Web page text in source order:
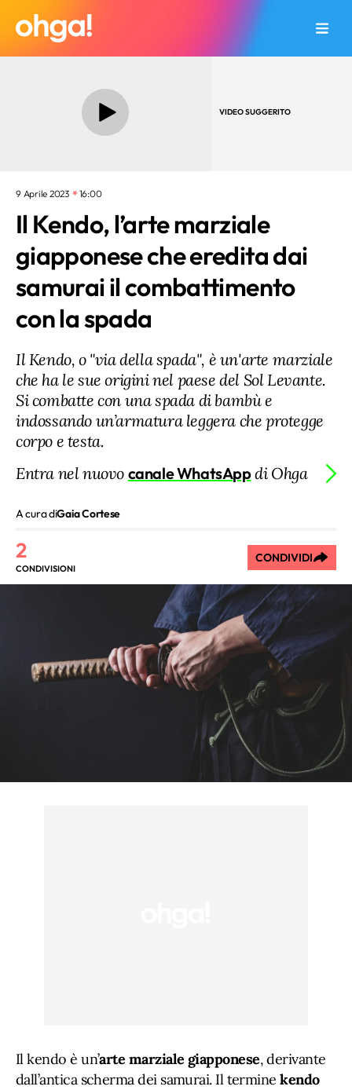
VIDEO SUGGERITO
9 Aprile 2023 16:00
Il Kendo, l’arte marziale
giapponese che eredita dai
samurai il combattimento
con la spada
Il Kendo, o "via della spada", è un'arte marziale
che ha le sue origini nel paese del Sol Levante.
Si combatte con una spada di bambù e
indossando un’armatura leggera che protegge
corpo e testa.
Entra nel nuovo canale WhatsAppdi Ohga
A cura diGaia Cortese
2
CONDIVISIONI
CONDIVIDI
Il kendo è un’arte marziale giapponese, derivante
dall’antica scherma dei samurai. Il terminekendo